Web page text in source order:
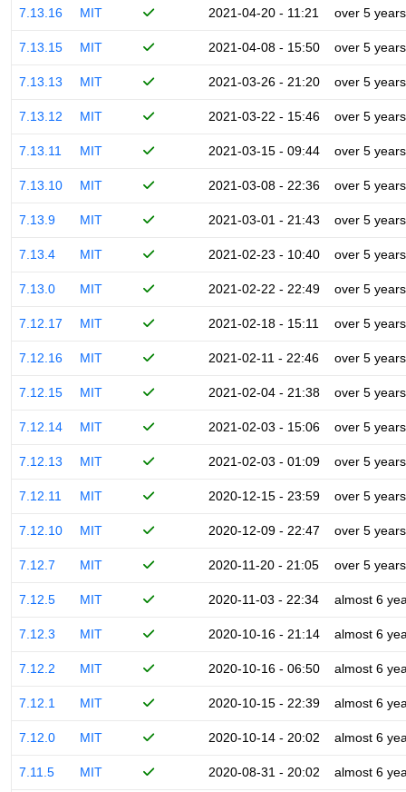
7.13.16 MIT 2021-04-20 - 11:21 over 5 years
7.13.15 MIT 2021-04-08 - 15:50 over 5 years
7.13.13 MIT 2021-03-26 - 21:20 over 5 years
7.13.12 MIT 2021-03-22 - 15:46 over 5 years
7.13.11 MIT 2021-03-15 - 09:44 over 5 years
7.13.10 MIT 2021-03-08 - 22:36 over 5 years
7.13.9 MIT 2021-03-01 - 21:43 over 5 years
7.13.4 MIT 2021-02-23 - 10:40 over 5 years
7.13.0 MIT 2021-02-22 - 22:49 over 5 years
7.12.17 MIT 2021-02-18 - 15:11 over 5 years
7.12.16 MIT 2021-02-11 - 22:46 over 5 years
7.12.15 MIT 2021-02-04 - 21:38 over 5 years
7.12.14 MIT 2021-02-03 - 15:06 over 5 years
7.12.13 MIT 2021-02-03 - 01:09 over 5 years
7.12.11 MIT 2020-12-15 - 23:59 over 5 years
7.12.10 MIT 2020-12-09 - 22:47 over 5 years
7.12.7 MIT 2020-11-20 - 21:05 over 5 years
7.12.5 MIT 2020-11-03 - 22:34 almost 6
7.12.3 MIT 2020-10-16 - 21:14 almost 6
7.12.2 MIT 2020-10-16 - 06:50 almost 6
7.12.1 MIT 2020-10-15 - 22:39 almost 6
7.12.0 MIT 2020-10-14 - 20:02 almost 6
7.11.5 MIT 2020-08-31 - 20:02 almost 6